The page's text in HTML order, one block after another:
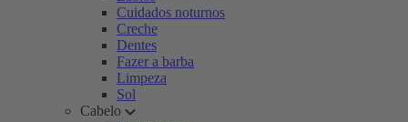
Cuidados noturnos
Creche
Dentes
Fazer a barba
Limpeza
Sol
Cabelo